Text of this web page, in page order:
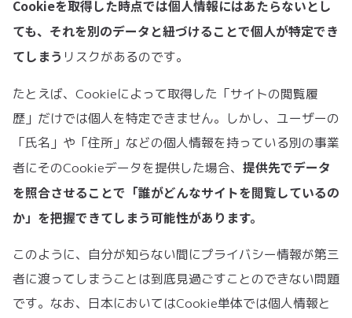
Cookieを取得した時点では個人情報にはあたらないとし
ても、それを別のデータと紐づけることで個人が特定でき
てしまう リスクがあるのです。
たとえば、Cookieによって取得した「サイトの閲覧履
歴」だけでは個人を特定できません。しかし、ユーザーの
「氏名」や「住所」などの個人情報を持っている別の事業
者にそのCookieデータを提供した場合、 提供先でデータ
を照合させることで「誰がどんなサイトを閲覧しているの
か」を把握できてしまう可能性があります。
このように、自分が知らない間にプライバシー情報が第三
者に渡ってしまうことは到底見過ごすことのできない問題
です。なお、日本においてはCookie単体では個人情報と